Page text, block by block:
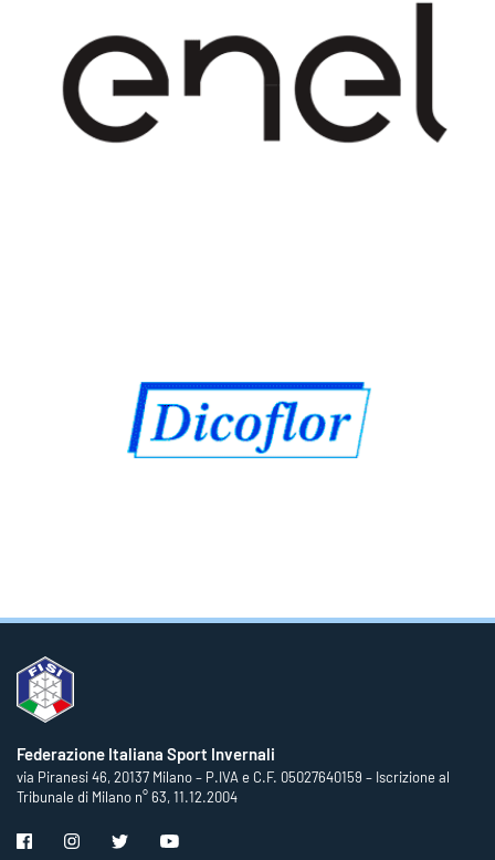
Federazione Italiana Sport Invernali
via Piranesi 46, 20137 Milano – P.IVA e C.F. 05027640159 – Iscrizione al
Tribunale di Milano n° 63, 11.12.2004